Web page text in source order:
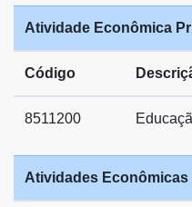
Atividade Econômica
Código
8511200
Atividades